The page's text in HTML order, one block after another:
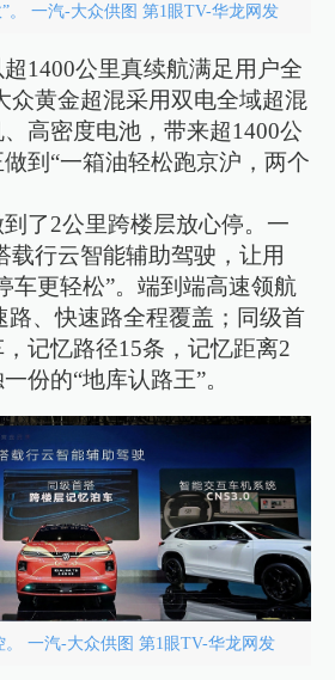
。 一汽-大众供图 第1眼TV-华龙网发
1400公里真续航满足用户全
众黄金超混采用双电全域超混
高密度电池，带来超1400公
到“一箱油轻松跑京沪，两个
了2公里跨楼层放心停。一
载行云智能辅助驾驶，让用
车更轻松”。端到端高速领航
路、快速路全程覆盖；同级首
记忆路径15条，记忆距离2
份的“地库认路王”。
。 一汽-大众供图 第1眼TV-华龙网发